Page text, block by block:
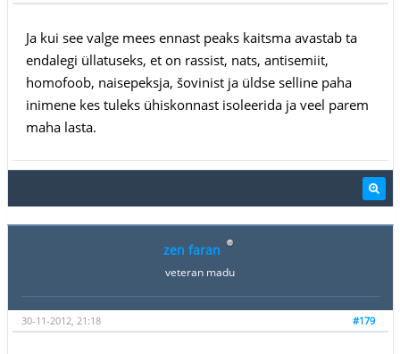
Ja kui see valge mees ennast peaks kaitsma avastab ta
endalegi üllatuseks, et on rassist, nats, antisemiit,
homofoob, naisepeksja, šovinist ja üldse selline paha
inimene kes tuleks ühiskonnast isoleerida ja veel parem
maha lasta.
zen faran
veteran madu
#179
30-11-2012, 21:18